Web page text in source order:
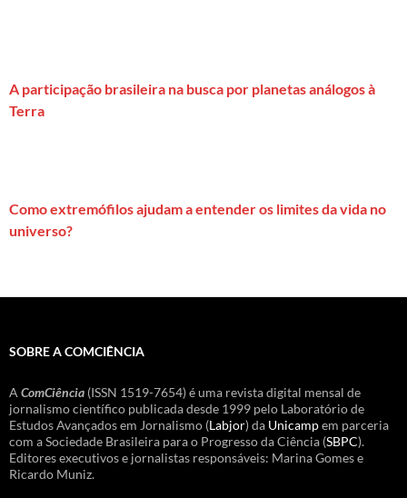
A participação brasileira na busca por planetas análogos à
Terra
Como extremófilos ajudam a entender os limites da vida no
universo?
SOBRE A COMCIÊNCIA
A ComCiência (ISSN 1519-7654) é uma revista digital mensal de
jornalismo científico publicada desde 1999 pelo Laboratório de
Estudos Avançados em Jornalismo (Labjor) da Unicampem parceria
com a Sociedade Brasileira para o Progresso da Ciência (SBPC).
Editores executivos e jornalistas responsáveis: Marina Gomes e
Ricardo Muniz.